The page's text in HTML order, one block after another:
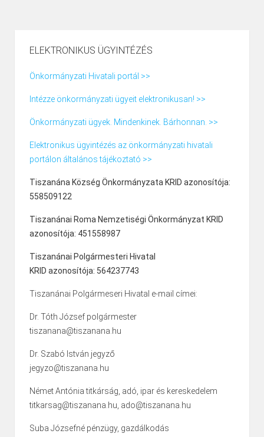
ELEKTRONIKUS ÜGYINTÉZÉS
Önkormányzati Hivatali portál >>
Intézze önkormányzati ügyeit elektronikusan! >>
Önkormányzati ügyek. Mindenkinek. Bárhonnan. >>
Elektronikus ügyintézés az önkormányzati hivatali
portálon általános tájékoztató >>
Tiszanána Község Önkormányzata KRID azonosítója:
558509122
Tiszanánai Roma Nemzetiségi Önkormányzat KRID
azonosítója: 451558987
Tiszanánai Polgármesteri Hivatal
KRID azonosítója: 564237743
Tiszanánai Polgármeseri Hivatal e-mail címei:
Dr. Tóth József polgármester
tiszanana@tiszanana.hu
Dr. Szabó István jegyző
jegyzo@tiszanana.hu
Német Antónia titkárság, adó, ipar és kereskedelem
titkarsag@tiszanana.hu, ado@tiszanana.hu
Suba Józsefné pénzügy, gazdálkodás